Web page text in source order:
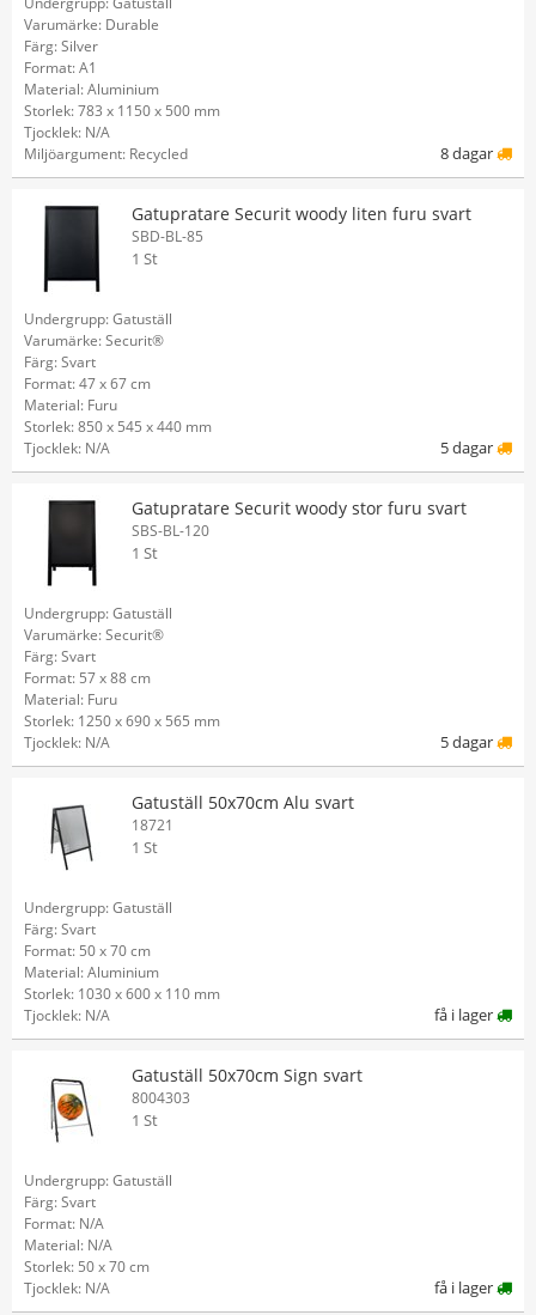
Varumärke: Durable
Färg: Silver
Format: A1
Material: Aluminium
Storlek: 783 x 1150 x 500 mm
Tjocklek: N/A
Miljöargument: Recycled
8 dagar
Gatupratare Securit woody liten furu svart
SBD-BL-85
1 St
Undergrupp: Gatuställ
Varumärke: Securit®
Färg: Svart
Format: 47 x 67 cm
Material: Furu
Storlek: 850 x 545 x 440 mm
Tjocklek: N/A
5 dagar
Gatupratare Securit woody stor furu svart
SBS-BL-120
1 St
Undergrupp: Gatuställ
Varumärke: Securit®
Färg: Svart
Format: 57 x 88 cm
Material: Furu
Storlek: 1250 x 690 x 565 mm
Tjocklek: N/A
5 dagar
Gatuställ 50x70cm Alu svart
18721
1 St
Undergrupp: Gatuställ
Färg: Svart
Format: 50 x 70 cm
Material: Aluminium
Storlek: 1030 x 600 x 110 mm
Tjocklek: N/A
få i lager
Gatuställ 50x70cm Sign svart
8004303
1 St
Undergrupp: Gatuställ
Färg: Svart
Format: N/A
Material: N/A
Storlek: 50 x 70 cm
Tjocklek: N/A
få i lager